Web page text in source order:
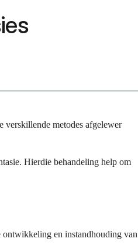
verskillende metodes afgelewer
Hierdie behandeling help om
en instandhouding van